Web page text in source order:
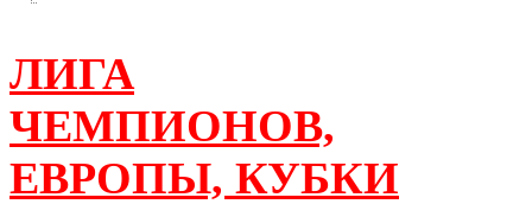
ЛИГА
ЧЕМПИОНОВ,
ЕВРОПЫ, КУБКИ